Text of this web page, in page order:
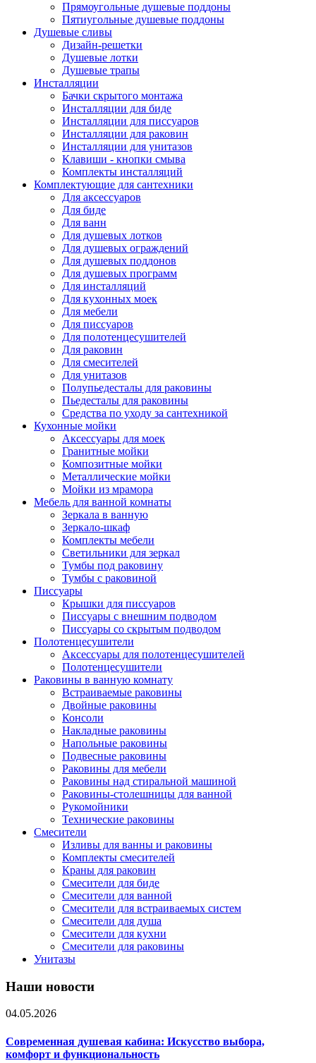
Прямоугольные душевые поддоны
Пятиугольные душевые поддоны
Душевые сливы
Дизайн-решетки
Душевые лотки
Душевые трапы
Инсталляции
Бачки скрытого монтажа
Инсталляции для биде
Инсталляции для писсуаров
Инсталляции для раковин
Инсталляции для унитазов
Клавиши - кнопки смыва
Комплекты инсталляций
Комплектующие для сантехники
Для аксессуаров
Для биде
Для ванн
Для душевых лотков
Для душевых ограждений
Для душевых поддонов
Для душевых программ
Для инсталляций
Для кухонных моек
Для мебели
Для писсуаров
Для полотенцесушителей
Для раковин
Для смесителей
Для унитазов
Полупьедесталы для раковины
Пьедесталы для раковины
Средства по уходу за сантехникой
Кухонные мойки
Аксессуары для моек
Гранитные мойки
Композитные мойки
Металлические мойки
Мойки из мрамора
Мебель для ванной комнаты
Зеркала в ванную
Зеркало-шкаф
Комплекты мебели
Светильники для зеркал
Тумбы под раковину
Тумбы с раковиной
Писсуары
Крышки для писсуаров
Писсуары с внешним подводом
Писсуары со скрытым подводом
Полотенцесушители
Аксессуары для полотенцесушителей
Полотенцесушители
Раковины в ванную комнату
Встраиваемые раковины
Двойные раковины
Консоли
Накладные раковины
Напольные раковины
Подвесные раковины
Раковины для мебели
Раковины над стиральной машиной
Раковины-столешницы для ванной
Рукомойники
Технические раковины
Смесители
Изливы для ванны и раковины
Комплекты смесителей
Краны для раковин
Смесители для биде
Смесители для ванной
Смесители для встраиваемых систем
Смесители для душа
Смесители для кухни
Смесители для раковины
Унитазы
Наши новости
04.05.2026
Современная душевая кабина: Искусство выбора,
комфорт и функциональность